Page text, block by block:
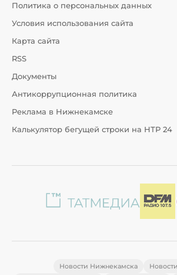
Политика о персональных данных
Условия использования сайта
Карта сайта
RSS
Документы
Антикоррупционная политика
Реклама в Нижнекамске
Калькулятор бегущей строки на НТР 24
Новости Нижнекамска